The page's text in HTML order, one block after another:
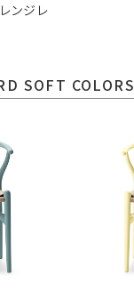
ンジレ
SOFT COLORS